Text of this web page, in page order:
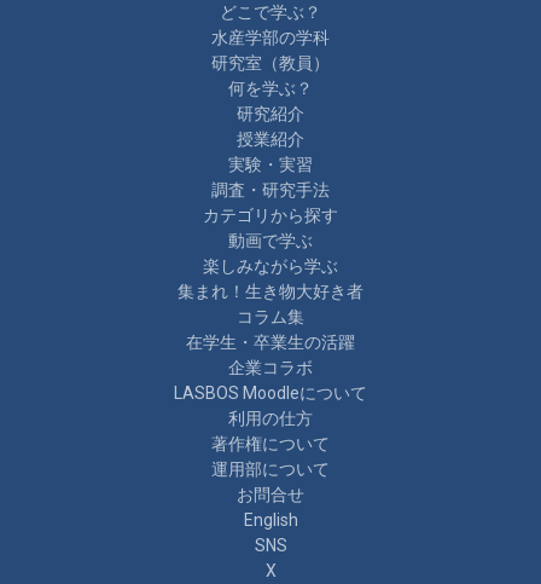
どこで学ぶ？
水産学部の学科
研究室（教員）
何を学ぶ？
研究紹介
授業紹介
実験・実習
調査・研究手法
カテゴリから探す
動画で学ぶ
楽しみながら学ぶ
集まれ！生き物大好き者
コラム集
在学生・卒業生の活躍
企業コラボ
LASBOS Moodleについて
利用の仕方
著作権について
運用部について
お問合せ
English
SNS
X